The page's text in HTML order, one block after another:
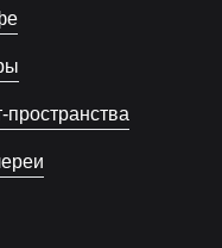
пространства